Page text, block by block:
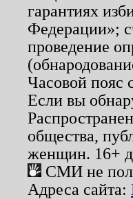
гарантиях
Федерации»;
проведение
Часовой пояс
Если вы
общества,
женщин. 16+
СМИ не
Адреса сайта: